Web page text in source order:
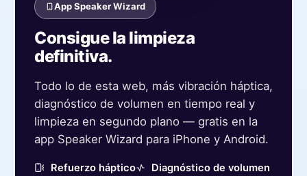
App Speaker Wizard
Consigue la limpieza
definitiva.
Todo lo de esta web, más vibración háptica,
diagnóstico de volumen en tiempo real y
limpieza en segundo plano — gratis en la
app Speaker Wizard para iPhone y Android.
Refuerzo háptico
Diagnóstico de volumen